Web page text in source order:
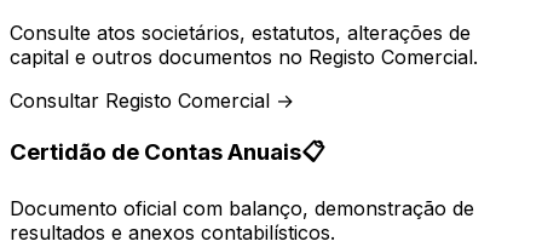
Consulte atos societários, estatutos, alterações de
capital e outros documentos no Registo Comercial.
Consultar Registo Comercial →
Certidão de Contas Anuais📋
Documento oficial com balanço, demonstração de
resultados e anexos contabilísticos.